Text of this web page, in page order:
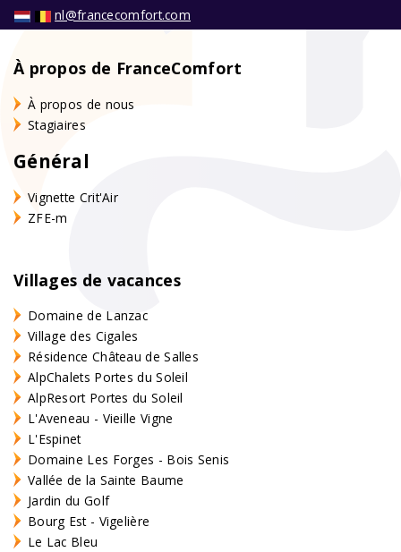
nl@francecomfort.com
À propos de FranceComfort
À propos de nous
Stagiaires
Général
Vignette Crit'Air
ZFE-m
Villages de vacances
Domaine de Lanzac
Village des Cigales
Résidence Château de Salles
AlpChalets Portes du Soleil
AlpResort Portes du Soleil
L'Aveneau - Vieille Vigne
L'Espinet
Domaine Les Forges - Bois Senis
Vallée de la Sainte Baume
Jardin du Golf
Bourg Est - Vigelière
Le Lac Bleu